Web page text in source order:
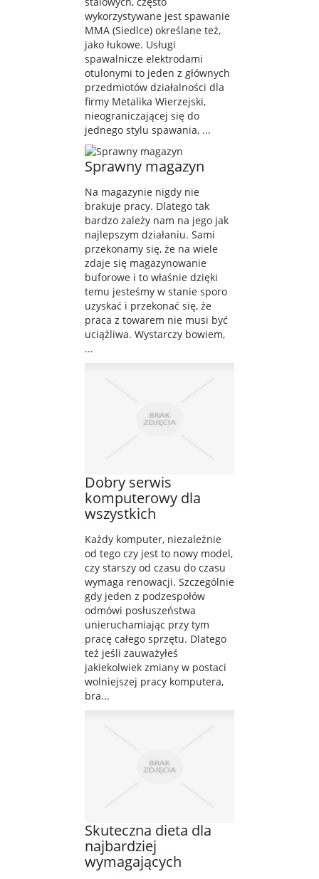
wykorzystywane jest spawanie
MMA (Siedlce) określane też,
jako łukowe. Usługi
spawalnicze elektrodami
otulonymi to jeden z głównych
przedmiotów działalności dla
firmy Metalika Wierzejski,
nieograniczającej się do
jednego stylu spawania, ...
Sprawny magazyn
Na magazynie nigdy nie
brakuje pracy. Dlatego tak
bardzo zależy nam na jego jak
najlepszym działaniu. Sami
przekonamy się, że na wiele
zdaje się magazynowanie
buforowe i to właśnie dzięki
temu jesteśmy w stanie sporo
uzyskać i przekonać się, że
praca z towarem nie musi być
uciążliwa. Wystarczy bowiem,
...
Dobry serwis
komputerowy dla
wszystkich
Każdy komputer, niezależnie
od tego czy jest to nowy model,
czy starszy od czasu do czasu
wymaga renowacji. Szczególnie
gdy jeden z podzespołów
odmówi posłuszeństwa
unieruchamiając przy tym
pracę całego sprzętu. Dlatego
też jeśli zauważyłeś
jakiekolwiek zmiany w postaci
wolniejszej pracy komputera,
bra...
Skuteczna dieta dla
najbardziej
wymagających